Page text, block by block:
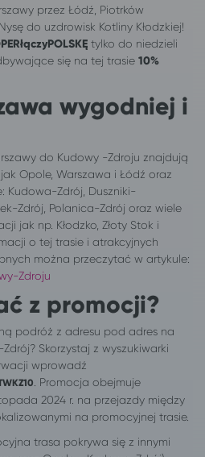
przez Łódź, Piotrków
do uzdrowisk Kotliny Kłodzkiej!
tylko do niedzieli
się na tej trasie 10%
wygodniej i
do Kudowy -Zdroju znajdują
Opole, Warszawa i Łódź oraz
Kudowa-Zdrój, Duszniki-
Zdrój, Polanica-Zdrój oraz wiele
jak np. Kłodzko, Złoty Stok i
o tej trasie i atrakcyjnych
można przeczytać w artykule:
Zdroju
z promocji?
podróż z adresu pod adres na
Skorzystaj z wyszukiwarki
wprowadź
. Promocja obejmuje
2024 r. na przejazdy między
na promocyjnej trasie.
trasa pokrywa się z innymi